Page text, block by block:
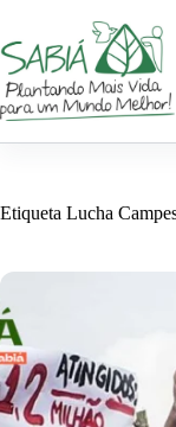
contenido
Etiqueta Lucha